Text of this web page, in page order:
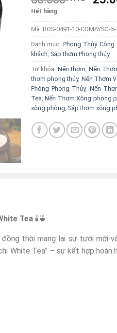
was:
Hết hàng
Mã: BOS-0491-10-COMAYSG-
Danh mục: Phong Thủy Công
khách, Sáp thơm Phong thủy
Từ khóa: Nến thơm,Nến
thơm phong thủy, Nến Thơm
Phòng Phong Thủy, Nến
Tea,Nến Thơm Xông phòng
xông phòng, Sáp thơm xông
Tea 🕯️🍵
thời mang lại sự tươi mới
White Tea” – sự kết hợp